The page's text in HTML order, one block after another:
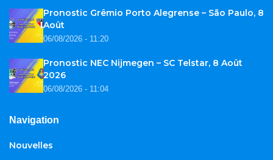
Pronostic Grêmio Porto Alegrense – São Paulo, 8
Août
06/08/2026 - 11:20
Pronostic NEC Nijmegen – SC Telstar, 8 Août
2026
06/08/2026 - 11:04
Navigation
Nouvelles